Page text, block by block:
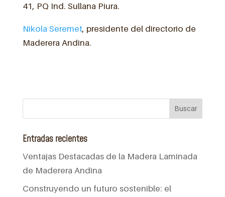
41, PQ Ind. Sullana Piura.
Nikola Seremet, presidente del directorio de
Maderera Andina.
Entradas recientes
Ventajas Destacadas de la Madera Laminada
de Maderera Andina
Construyendo un futuro sostenible: el